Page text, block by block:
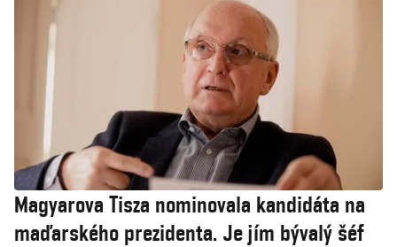
Magyarova Tisza nominovala kandidáta na
maďarského prezidenta. Je jím bývalý šéf